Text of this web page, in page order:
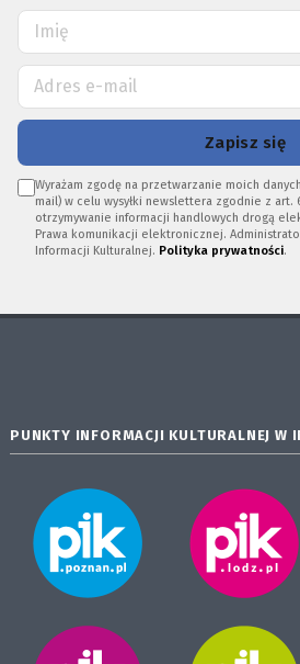
Zapisz się
Wyrażam zgodę na przetwarzanie moich
mail) w celu wysyłki newslettera zgodnie z art.
otrzymywanie informacji handlowych drogą
Prawa komunikacji elektronicznej.
Informacji Kulturalnej. Polityka prywatności.
PUNKTY INFORMACJI KULTURALNEJ W